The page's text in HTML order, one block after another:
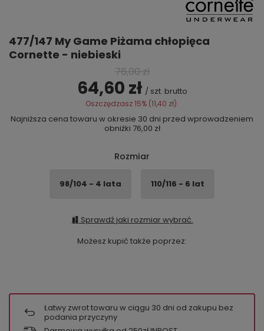
477/147 My Game Piżama chłopięca
Cornette - niebieski
76,00 zł
64,60 zł / szt. brutto
Oszczędzasz15% (11,40 zł).
Najniższa cena towaru w okresie 30 dni przed wprowadzeniem
obniżki 76,00 zł
Rozmiar
98/104 - 4 lata 110/116 - 6 lat
Sprawdź jaki rozmiar wybrać.
Możesz kupić także poprzez:
Łatwy zwrot towaru w ciągu 30 dni od zakupu bez
podania przyczyny